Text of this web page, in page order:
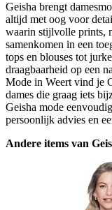
Geisha brengt
altijd met oog voor
waarin stijlvolle prints,
samenkomen in een
tops en blouses tot
draagbaarheid op een
Mode in Weert vind je
dames die graag iets
Geisha mode
persoonlijk advies en
Andere items van